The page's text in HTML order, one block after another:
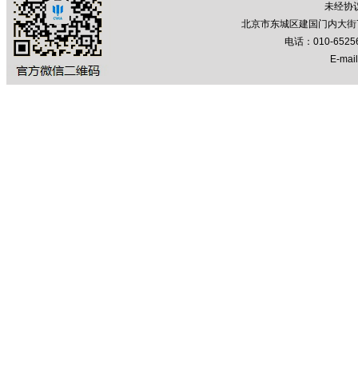
未经协
北京市东城区建国门内大
电话：010-
E-